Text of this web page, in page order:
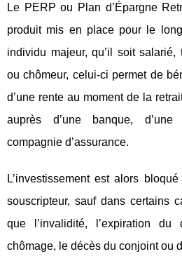
Le PERP ou Plan d’Épargne
produit mis en place pour le
individu majeur, qu’il soit
ou chômeur, celui-ci permet de
d’une rente au moment de la
auprès d’une banque,
compagnie d’assurance.
L’investissement est alors
souscripteur, sauf dans certains
que l’invalidité, l’expiration du
chômage, le décès du conjoint ou